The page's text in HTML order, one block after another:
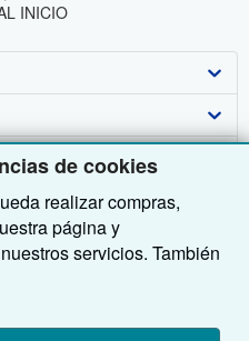
de cookies
realizar compras,
página y
servicios. También
el modo en que los
así poder realizar
INICIO